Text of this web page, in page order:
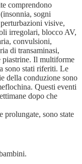
comprendono
sogni
visive,
irregolari, blocco AV,
convulsioni,
di transaminasi,
piastrine. Il multiforme
sono stati riferiti. Le
della conduzione sono
Questi eventi
dopo che
prolungate, sono state